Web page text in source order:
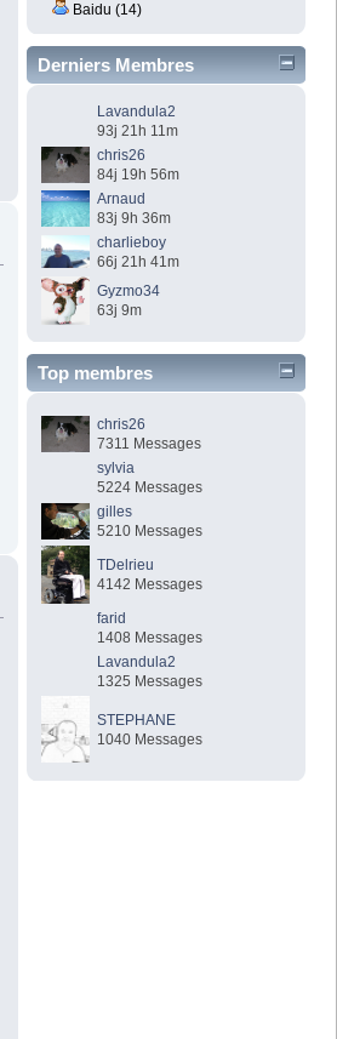
Baidu (14)
Derniers Membres
Lavandula2
93j 21h 11m
chris26
84j 19h 56m
Arnaud
83j 9h 36m
charlieboy
66j 21h 41m
Gyzmo34
63j 9m
Top membres
chris26
7311 Messages
sylvia
5224 Messages
gilles
5210 Messages
TDelrieu
4142 Messages
farid
1408 Messages
Lavandula2
1325 Messages
STEPHANE
1040 Messages